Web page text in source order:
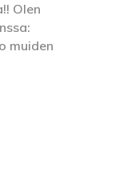
Olen
muiden